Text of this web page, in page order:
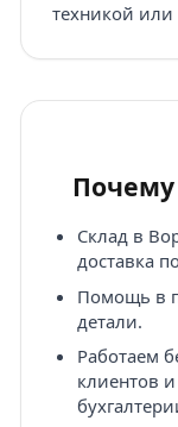
техникой или
Склад в
доставка
Помощь в
детали.
Работаем
клиентов